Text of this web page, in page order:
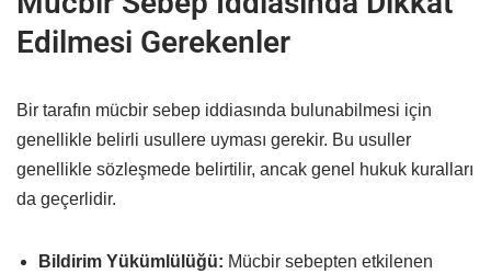
Edilmesi Gerekenler
Bir tarafın mücbir sebep iddiasında bulunabilmesi için
genellikle belirli usullere uyması gerekir. Bu usuller
genellikle sözleşmede belirtilir, ancak genel hukuk kuralları
da geçerlidir.
Bildirim Yükümlülüğü: Mücbir sebepten etkilenen